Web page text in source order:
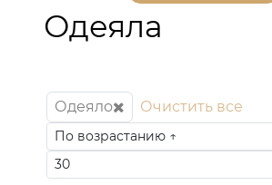
Одеяла
Одеяло Очистить все